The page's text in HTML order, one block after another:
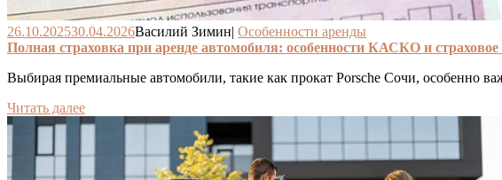
26.10.202530.04.2026Василий Зимин| Особенности аренды
Полная страховка при аренде автомобиля: особенности КАСКО и
Выбирая премиальные автомобили, такие как прокат Porsche Сочи, особенно
Читать далее